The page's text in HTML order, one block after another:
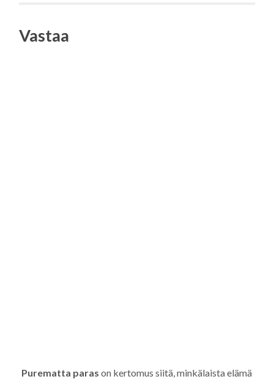
Vastaa
Purematta paras on kertomus siitä, minkälaista elämä